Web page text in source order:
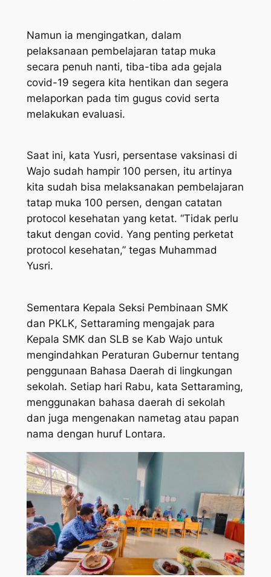
Namun ia mengingatkan, dalam
pelaksanaan pembelajaran tatap muka
secara penuh nanti, tiba-tiba ada gejala
covid-19 segera kita hentikan dan segera
melaporkan pada tim gugus covid serta
melakukan evaluasi.
Saat ini, kata Yusri, persentase vaksinasi di
Wajo sudah hampir 100 persen, itu artinya
kita sudah bisa melaksanakan pembelajaran
tatap muka 100 persen, dengan catatan
protocol kesehatan yang ketat. “Tidak perlu
takut dengan covid. Yang penting perketat
protocol kesehatan,” tegas Muhammad
Yusri.
Sementara Kepala Seksi Pembinaan SMK
dan PKLK, Settaraming mengajak para
Kepala SMK dan SLB se Kab Wajo untuk
mengindahkan Peraturan Gubernur tentang
penggunaan Bahasa Daerah di lingkungan
sekolah. Setiap hari Rabu, kata Settaraming,
menggunakan bahasa daerah di sekolah
dan juga mengenakan nametag atau papan
nama dengan huruf Lontara.